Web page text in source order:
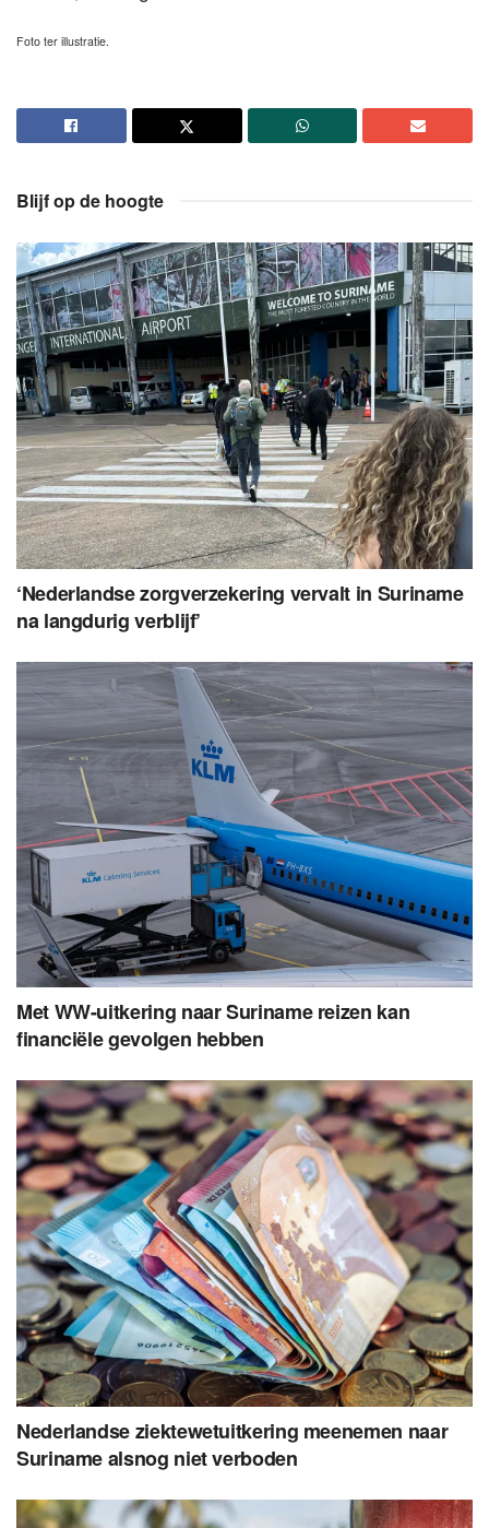
Foto ter illustratie.
Blijf op de hoogte
‘Nederlandse zorgverzekering vervalt in Suriname
na langdurig verblijf’
Met WW-uitkering naar Suriname reizen kan
financiële gevolgen hebben
Nederlandse ziektewetuitkering meenemen naar
Suriname alsnog niet verboden